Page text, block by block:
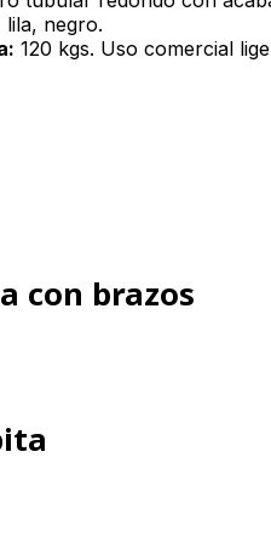
negro.
120 kgs. Uso comercial
con brazos